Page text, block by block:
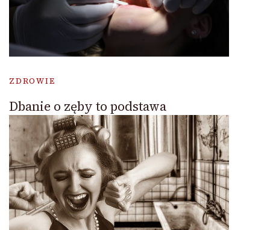
ZDROWIE
Dbanie o zęby to podstawa